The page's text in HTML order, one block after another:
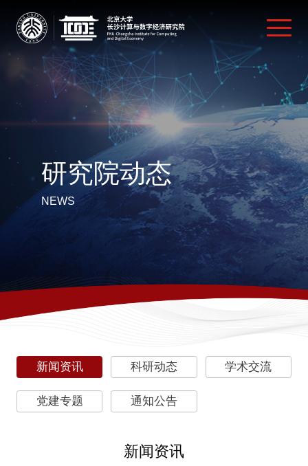
研究院动态
NEWS
新闻资讯
新闻资讯 科研动态 学术交流
党建专题 通知公告